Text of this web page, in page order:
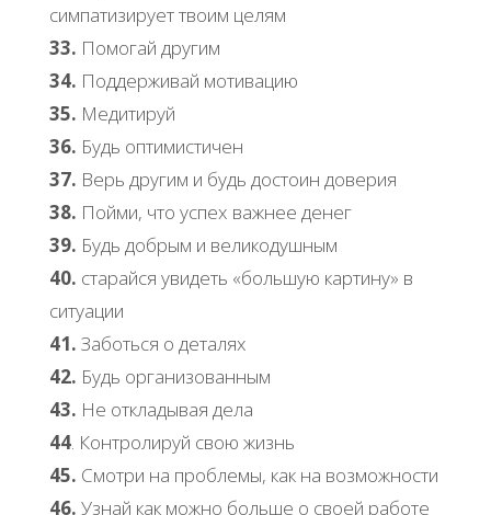
симпатизирует твоим целям
33. Помогай другим
34. Поддерживай мотивацию
35. Медитируй
36. Будь оптимистичен
37. Верь другим и будь достоин доверия
38. Пойми, что успех важнее денег
39. Будь добрым и великодушным
40. старайся увидеть «большую картину» в
ситуации
41. Заботься о деталях
42. Будь организованным
43. Не откладывая дела
44. Контролируй свою жизнь
45. Смотри на проблемы, как на возможности
46. Узнай как можно больше о своей работе